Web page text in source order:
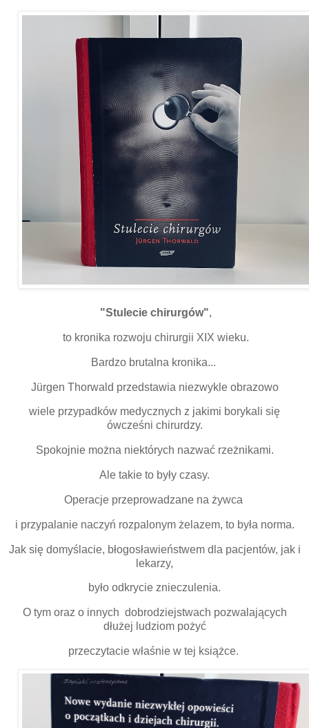
"Stulecie chirurgów",
to kronika rozwoju chirurgii XIX wieku.
Bardzo brutalna kronika...
Jürgen Thorwald przedstawia niezwykle obrazowo
wiele przypadków medycznych z jakimi borykali się
ówcześni chirurdzy.
Spokojnie można niektórych nazwać rzeżnikami.
Ale takie to były czasy.
Operacje przeprowadzane na żywca
i przypalanie naczyń rozpalonym żelazem, to była norma.
Jak się domyślacie, błogosławieństwem dla pacjentów, jak i
lekarzy,
było odkrycie znieczulenia.
O tym oraz o innych dobrodziejstwach pozwalających
dłużej ludziom pożyć
przeczytacie właśnie w tej książce.